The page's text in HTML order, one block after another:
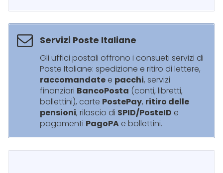
Servizi Poste Italiane
Gli uffici postali offrono i consueti servizi di
Poste Italiane: spedizione e ritiro di lettere,
raccomandate e pacchi, servizi
finanziari BancoPosta (conti, libretti,
bollettini), carte PostePay, ritiro delle
pensioni, rilascio di SPID/PosteID e
pagamenti PagoPA e bollettini.